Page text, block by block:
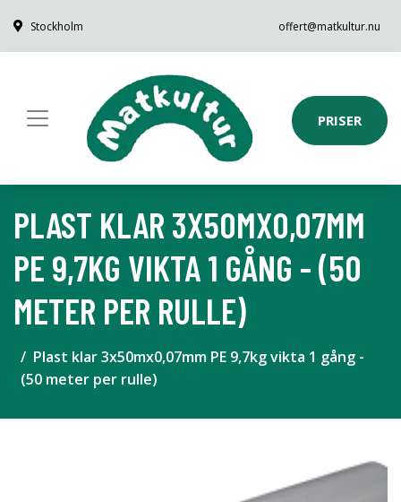
Stockholm offert@matkultur.nu
PRISER
PLAST KLAR 3X50MX0,07MM
PE 9,7KG VIKTA 1 GÅNG - (50
METER PER RULLE)
Plast klar 3x50mx0,07mm PE 9,7kg vikta 1 gång -
(50 meter per rulle)